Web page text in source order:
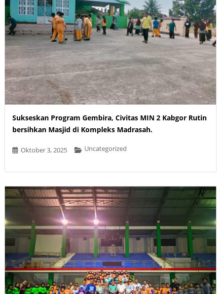
Sukseskan Program Gembira, Civitas MIN 2 Kabgor Rutin
bersihkan Masjid di Kompleks Madrasah.
Oktober 3, 2025 Uncategorized